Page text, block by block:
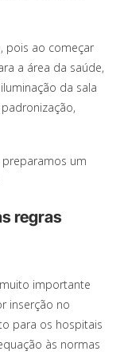
pois ao começar
a área da saúde,
da sala
preparamos um
regras
importante
inserção no
para os hospitais
às normas